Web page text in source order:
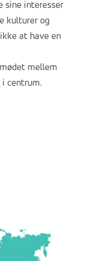
sine interesser
kulturer og
at have en
mellem
i centrum.